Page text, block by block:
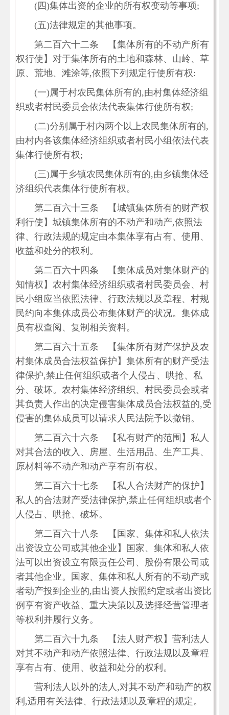
(四)集体出资的企业的所有权变动等事项;
(五)法律规定的其他事项。
第二百六十二条 【集体所有的不动产所有
权行使】对于集体所有的土地和森林、山岭、草
原、荒地、滩涂等,依照下列规定行使所有权:
(一)属于村农民集体所有的,由村集体经济组
织或者村民委员会依法代表集体行使所有权;
(二)分别属于村内两个以上农民集体所有的,
由村内各该集体经济组织或者村民小组依法代表
集体行使所有权;
(三)属于乡镇农民集体所有的,由乡镇集体经
济组织代表集体行使所有权。
第二百六十三条 【城镇集体所有的财产权
利行使】城镇集体所有的不动产和动产,依照法
律、行政法规的规定由本集体享有占有、使用、
收益和处分的权利。
第二百六十四条 【集体成员对集体财产的
知情权】农村集体经济组织或者村民委员会、村
民小组应当依照法律、行政法规以及章程、村规
民约向本集体成员公布集体财产的状况。集体成
员有权查阅、复制相关资料。
第二百六十五条 【集体所有财产保护及农
村集体成员合法权益保护】集体所有的财产受法
律保护,禁止任何组织或者个人侵占、哄抢、私
分、破坏。农村集体经济组织、村民委员会或者
其负责人作出的决定侵害集体成员合法权益的,受
侵害的集体成员可以请求人民法院予以撤销。
第二百六十六条 【私有财产的范围】私人
对其合法的收入、房屋、生活用品、生产工具、
原材料等不动产和动产享有所有权。
第二百六十七条 【私人合法财产的保护】
私人的合法财产受法律保护,禁止任何组织或者个
人侵占、哄抢、破坏。
第二百六十八条 【国家、集体和私人依法
出资设立公司或其他企业】国家、集体和私人依
法可以出资设立有限责任公司、股份有限公司或
者其他企业。国家、集体和私人所有的不动产或
者动产投到企业的,由出资人按照约定或者出资比
例享有资产收益、重大决策以及选择经营管理者
等权利并履行义务。
第二百六十九条 【法人财产权】营利法人
对其不动产和动产依照法律、行政法规以及章程
享有占有、使用、收益和处分的权利。
营利法人以外的法人,对其不动产和动产的权
利,适用有关法律、行政法规以及章程的规定。